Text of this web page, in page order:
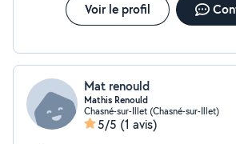
Voir le profil
Mat renould
Mathis Renould
Chasné-sur-Illet (Chasné-sur-Illet)
5/5 (1 avis)